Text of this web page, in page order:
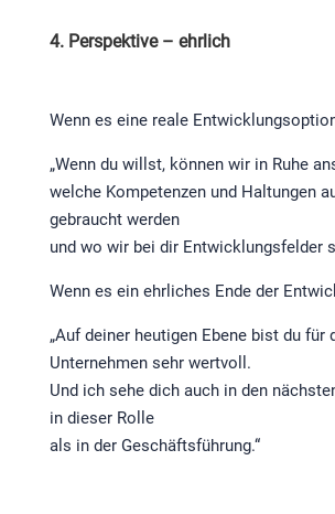
4. Perspektive – ehrlich
Wenn es eine reale
„Wenn du willst, können wir in Ruhe
welche Kompetenzen und Haltungen
gebraucht werden
und wo wir bei dir Entwicklungsfelder
Wenn es ein ehrliches Ende der
„Auf deiner heutigen Ebene bist du für
Unternehmen sehr wertvoll.
Und ich sehe dich auch in den
in dieser Rolle
als in der Geschäftsführung.“